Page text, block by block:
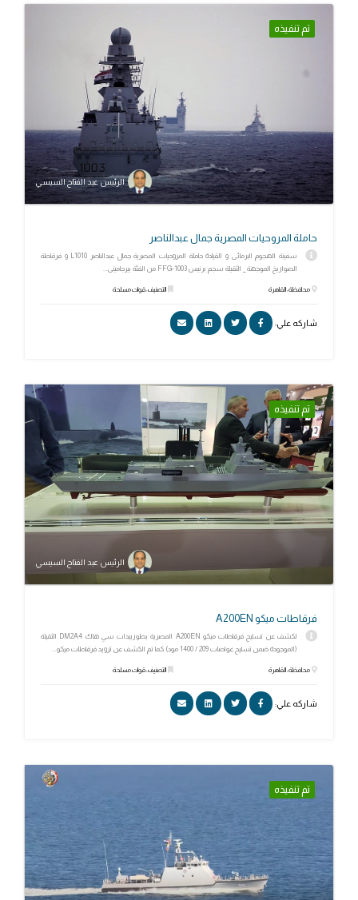
تم تنفيذه
الرئيس عبد الفتاح السيسي
حاملة المروحيات المصرية جمال عبدالناصر
سفينة الهجوم البرمائى و القيادة حاملة المروحيات المصرية جمال عبدالناصر L1010 و فرقاطة
الصواريخ الموجهة _ الثقيلة سجم برنيس FFG-1003 من الفئة بيرجامينى...
محافظة: القاهرة التصنيف: قوات مسلحة
شاركه علي:
تم تنفيذه
الرئيس عبد الفتاح السيسي
فرقاطات ميكو A200EN
لكشف عن تسليح فرقاطات ميكو A200EN المصرية بطوربيدات سي هاك DM2A4 الثقيلة
(الموجودة ضمن تسليح غواصات 209 / 1400 مود) كما تم الكشف عن تزويد فرقاطات ميكو...
محافظة: القاهرة التصنيف: قوات مسلحة
شاركه علي:
تم تنفيذه